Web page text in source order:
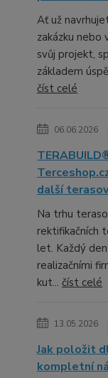
Ať už
zakázku nebo
svůj projekt,
základem
číst celé
06.06.2026
další
Na trhu
rektifikačních
let. Každý
realizačními
kut... číst celé
13.05.2026
Jak položit
kompletní